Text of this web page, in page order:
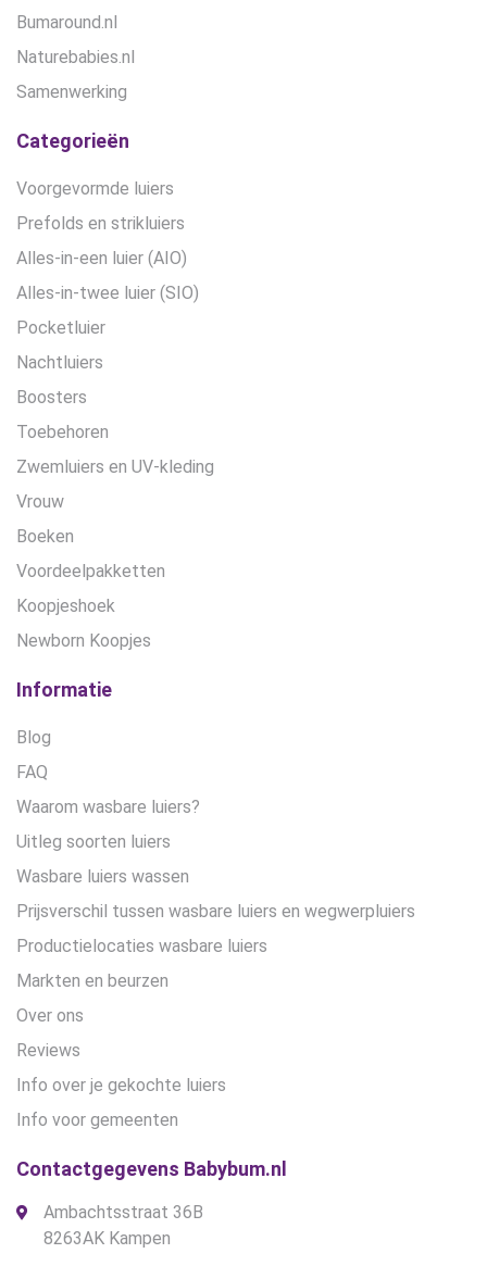
Bumaround.nl
Naturebabies.nl
Samenwerking
Categorieën
Voorgevormde luiers
Prefolds en strikluiers
Alles-in-een luier (AIO)
Alles-in-twee luier (SIO)
Pocketluier
Nachtluiers
Boosters
Toebehoren
Zwemluiers en UV-kleding
Vrouw
Boeken
Voordeelpakketten
Koopjeshoek
Newborn Koopjes
Informatie
Blog
FAQ
Waarom wasbare luiers?
Uitleg soorten luiers
Wasbare luiers wassen
Prijsverschil tussen wasbare luiers en wegwerpluiers
Productielocaties wasbare luiers
Markten en beurzen
Over ons
Reviews
Info over je gekochte luiers
Info voor gemeenten
Contactgegevens Babybum.nl
Ambachtsstraat 36B
8263AK Kampen